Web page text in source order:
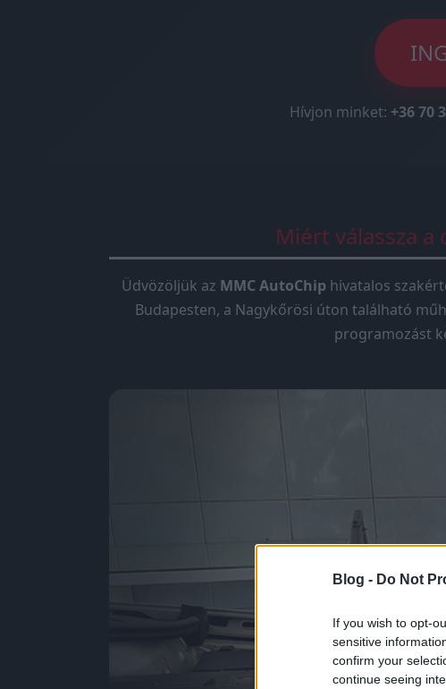
Blog - Do Not
If you wish to opt-
sensitive
confirm your
continue seeing
Hívjon minket: +36 70
Miért válassza
Üdvözöljük az MMC AutoChip hivatalos
Budapesten, a Nagykőrösi úton található
programozást